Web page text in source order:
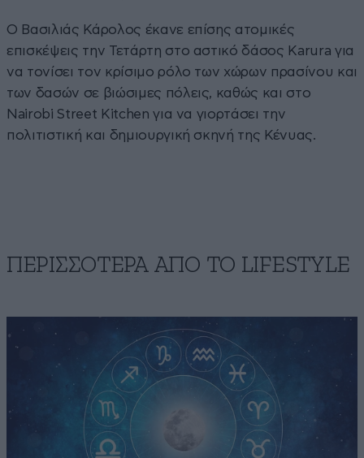
Ο Βασιλιάς Κάρολος έκανε επίσης ατομικές
επισκέψεις την Τετάρτη στο αστικό δάσος Karura για
να τονίσει τον κρίσιμο ρόλο των χώρων πρασίνου και
των δασών σε βιώσιμες πόλεις, καθώς και στο
Nairobi Street Kitchen για να γιορτάσει την
πολιτιστική και δημιουργική σκηνή της Κένυας.
ΠΕΡΙΣΣΟΤΕΡΑ ΑΠΟ ΤΟ LIFESTYLE